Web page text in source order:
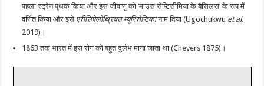
पहला स्ट्रेन पृथक किया और इस जीवाणु को ‘माउस सेप्टिसीमिया के बैसिलस’ के रूप में
वर्णित किया और इसे एरीसिपेलोथ्रिक्स म्यूरिसेप्टिकानाम दिया (Ugochukwu et al.
2019)।
1863 तक भारत में इस रोग को बहुत दुर्लभ माना जाता था (Chevers 1875)।